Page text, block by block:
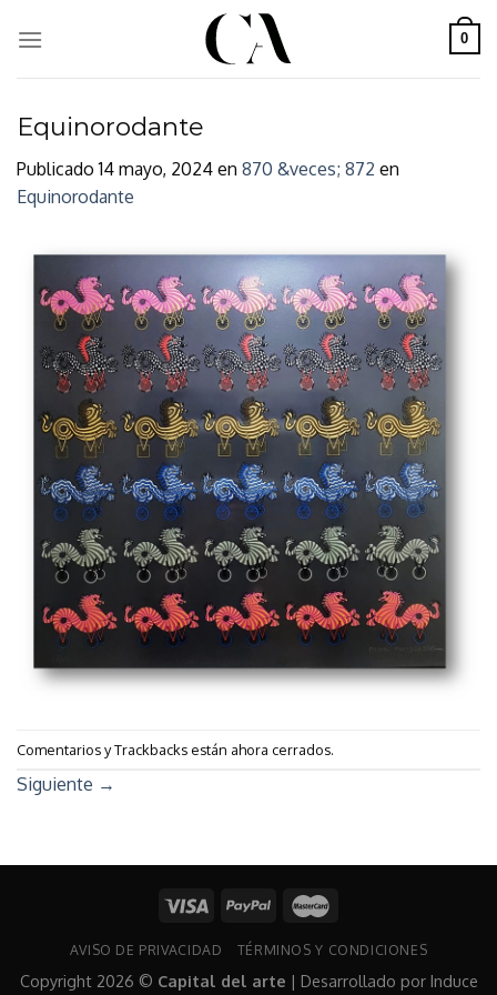
0
Equinorodante
Publicado14 mayo, 2024 en 870 &veces; 872 en
Equinorodante
Comentarios y Trackbacks están ahora cerrados.
Siguiente →
AVISO DE PRIVACIDAD TÉRMINOS Y CONDICIONES
Copyright 2026 © Capital del arte | Desarrollado por Induce